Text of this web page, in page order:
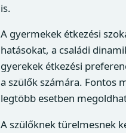
is.
A gyermekek étkezési
hatásokat, a családi
gyerekek étkezési
a szülők számára. Fontos
legtöbb esetben
A szülőknek türelmesnek